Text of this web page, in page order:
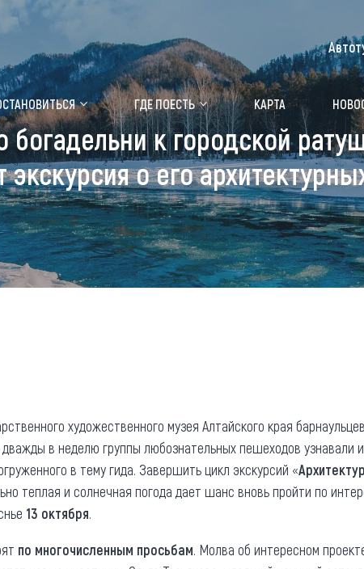
Медицинский форум
и культуры
мест
Чем заняться
Календарь событий
Аудиогид
Мой маршрут
(сувениры)
Общая информация
Как добраться
Люди, прославившие Алтай
Карты и буклеты
ГДЕ ПОЕСТЬ КАРТА
к городской
о его
художественного музея Алтайского края
дважды в неделю группы любознательных пешеходов узнавали
в тему гида. Завершить цикл экскурсий «
теплая и солнечная погода дает шанс вновь пройти по
13 октября.
по многочисленным просьбам. Молва об интересном